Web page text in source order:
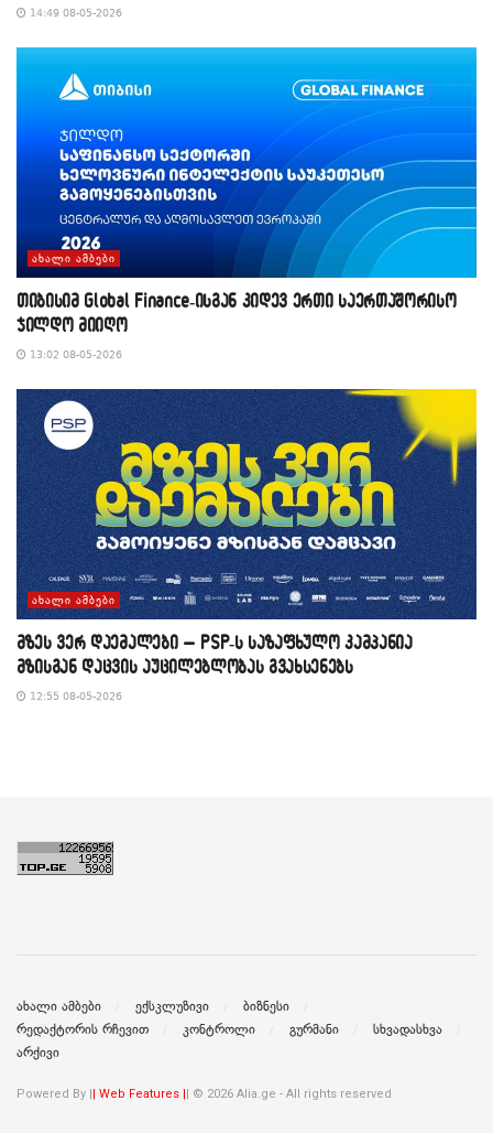
14:49 08-05-2026
ᲐᲮᲐᲚᲘ ᲐᲛᲑᲔᲑᲘ
თიბისიმ Global Finance-ისგან კიდევ ერთი საერთაშორისო
ჯილდო მიიღო
13:02 08-05-2026
ᲐᲮᲐᲚᲘ ᲐᲛᲑᲔᲑᲘ
მზეს ვერ დაემალები – PSP-ს საზაფხულო კამპანია
მზისგან დაცვის აუცილებლობას გვახსენებს
12:55 08-05-2026
ახალი ამბები ექსკლუზივი
ბიზნესი
რედაქტორის რჩევით
კონტროლი გურმანი
სხვადასხვა
არქივი
Powered By || Web Features || © 2026 Alia.ge - All rights reserved